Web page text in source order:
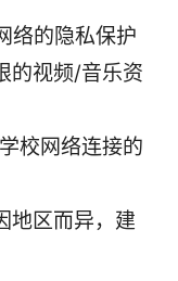
络的隐私保护
的视频/音乐资
校网络连接的
地区而异，建